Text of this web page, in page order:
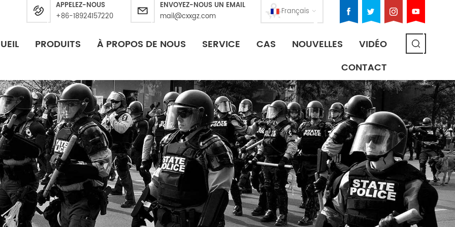
Français
APPELEZ-NOUS
+86-18924157220
ENVOYEZ-NOUS UN EMAIL
mail@cxxgz.com
PRODUITS À PROPOS DE NOUS SERVICE CAS NOUVELLES
VIDÉO
CONTACT